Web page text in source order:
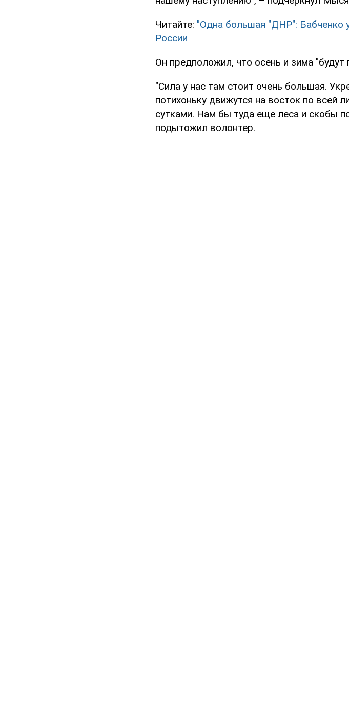
Читайте: "Одна большая "ДНР": Бабченко
России
Он предположил, что осень и зима "будут
"Сила у нас там стоит очень большая.
потихоньку движутся на восток по всей
сутками. Нам бы туда еще леса и скобы
подытожил волонтер.